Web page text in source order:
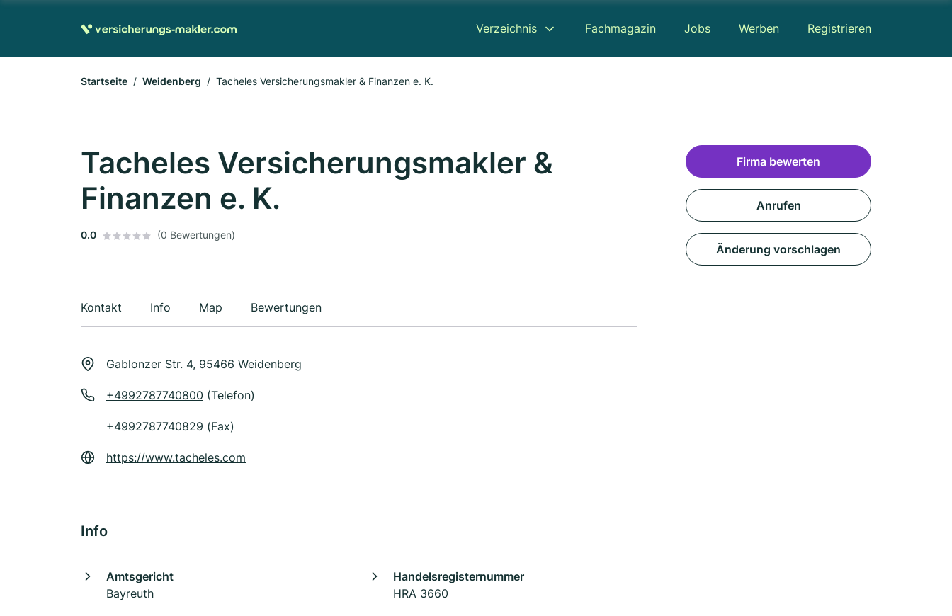
Verzeichnis Fachmagazin Jobs Werben Registrieren
Startseite Weidenberg Tacheles Versicherungsmakler & Finanzen e. K.
Tacheles Versicherungsmakler &
Finanzen e. K.
0.0 (0 Bewertungen)
Kontakt Info Map Bewertungen
Gablonzer Str. 4, 95466 Weidenberg
+4992787740800 (Telefon)
+4992787740829 (Fax)
https://www.tacheles.com
Info
Amtsgericht
Bayreuth
Handelsregisternummer
HRA 3660
Firma bewerten
Anrufen
Änderung vorschlagen